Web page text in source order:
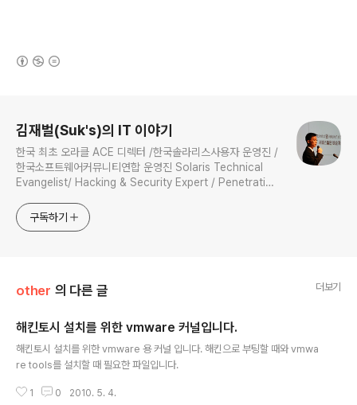
김재벌(Suk's)의 IT 이야기
한국 최초 오라클 ACE 디렉터 /한국솔라리스사용자 운영진 /
한국소프트웨어커뮤니티연합 운영진 Solaris Technical
Evangelist/ Hacking & Security Expert / Penetration
Instructor / 과학기술정보통신부 멘토
구독하기
other 의 다른 글 더보기
해킨토시 설치를 위한 vmware 커널입니다.
해킨토시 설치를 위한 vmware 용 커널 입니다. 해킨으로 부팅할 때와 vmwa
re tools를 설치할 때 필요한 파일입니다.
1 0 2010. 5. 4.